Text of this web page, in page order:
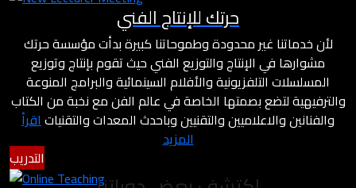
حرتك للإنتاج الفني
لأن خدماتنا غير محدودة وطموحاتنا كبيرة بدأت مؤسسة حرتك
مشوارها في الإنتاج والتوزيع الفني حيث تقوم بإنتاج وتوزيع
المسلسلات التلفزيونية والأفلام السينمائية والبرامج المنوعة
والترفيهية لتضع بصمتها الخاصة في عالم الفن مع نخبة من الكتاب
والفنانين والاعلاميين والتقنيين وباحدث المعدات والتقنياتاقرأ
المزيد
التدريب